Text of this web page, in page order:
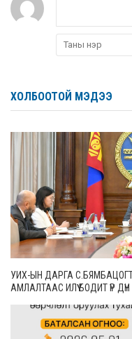
ХОЛБООТОЙ МЭДЭЭ
УИХ-ЫН ДАРГА С.БЯМБАЦОГТ:
АМЛАЛТААС ИЛҮҮ БОДИТ ҮР